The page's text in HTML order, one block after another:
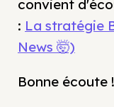
convient
: La stratégie
News 🤯)
Bonne écoute !